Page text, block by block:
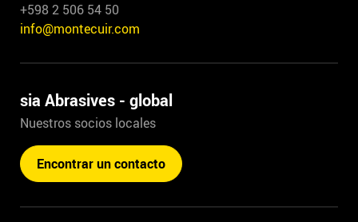
+598 2 506 54 50
info@montecuir.com
sia Abrasives - global
Nuestros socios locales
Encontrar un contacto